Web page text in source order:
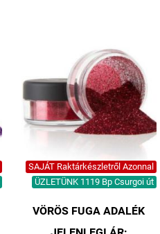
SAJÁT Raktárkészletről Azonnal
ÜZLETÜNK 1119 Bp Csurgoi út
VÖRÖS FUGA ADALÉK